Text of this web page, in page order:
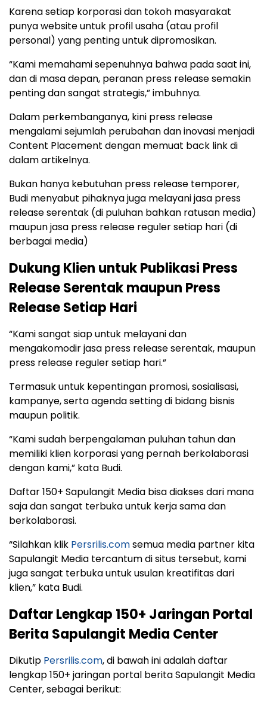
Karena setiap korporasi dan tokoh masyarakat
punya website untuk profil usaha (atau profil
personal) yang penting untuk dipromosikan.
“Kami memahami sepenuhnya bahwa pada saat ini,
dan di masa depan, peranan press release semakin
penting dan sangat strategis,” imbuhnya.
Dalam perkembanganya, kini press release
mengalami sejumlah perubahan dan inovasi menjadi
Content Placement dengan memuat back link di
dalam artikelnya.
Bukan hanya kebutuhan press release temporer,
Budi menyabut pihaknya juga melayani jasa press
release serentak (di puluhan bahkan ratusan media)
maupun jasa press release reguler setiap hari (di
berbagai media)
Dukung Klien untuk Publikasi Press
Release Serentak maupun Press
Release Setiap Hari
“Kami sangat siap untuk melayani dan
mengakomodir jasa press release serentak, maupun
press release reguler setiap hari.”
Termasuk untuk kepentingan promosi, sosialisasi,
kampanye, serta agenda setting di bidang bisnis
maupun politik.
“Kami sudah berpengalaman puluhan tahun dan
memiliki klien korporasi yang pernah berkolaborasi
dengan kami,” kata Budi.
Daftar 150+ Sapulangit Media bisa diakses dari mana
saja dan sangat terbuka untuk kerja sama dan
berkolaborasi.
“Silahkan klik Persrilis.comsemua media partner kita
Sapulangit Media tercantum di situs tersebut, kami
juga sangat terbuka untuk usulan kreatifitas dari
klien,” kata Budi.
Daftar Lengkap 150+ Jaringan Portal
Berita Sapulangit Media Center
Dikutip Persrilis.com, di bawah ini adalah daftar
lengkap 150+ jaringan portal berita Sapulangit Media
Center, sebagai berikut: